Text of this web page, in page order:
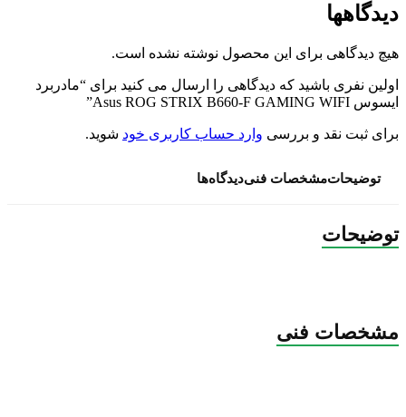
دیدگاهها
هیچ دیدگاهی برای این محصول نوشته نشده است.
اولین نفری باشید که دیدگاهی را ارسال می کنید برای “مادربرد
ایسوس Asus ROG STRIX B660-F GAMING WIFI”
برای ثبت نقد و بررسی وارد حساب کاربری خود شوید.
توضیحاتمشخصات فنیدیدگاه‌ها
توضیحات
مشخصات فنی